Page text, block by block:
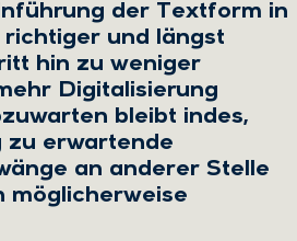
der Textform in
richtiger und längst
hin zu weniger
Digitalisierung
bleibt indes,
zu erwartende
an anderer Stelle
möglicherweise